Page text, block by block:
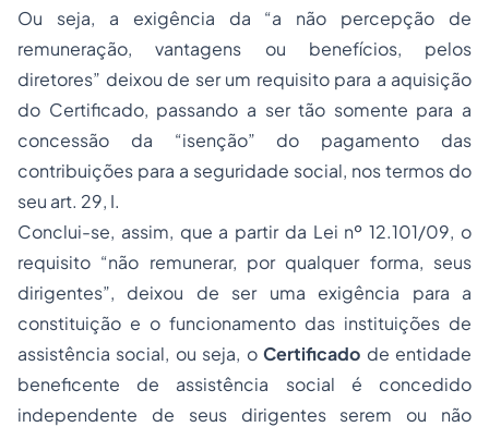
Ou seja, a exigência da “a não percepção de
remuneração, vantagens ou benefícios, pelos
diretores” deixou de ser um requisito para a aquisição
do Certificado, passando a ser tão somente para a
concessão da “isenção” do pagamento das
contribuições para a seguridade social, nos termos do
seu art. 29, I.
Conclui-se, assim, que a partir da Lei nº 12.101/09, o
requisito “não remunerar, por qualquer forma, seus
dirigentes”, deixou de ser uma exigência para a
constituição e o funcionamento das instituições de
assistência social, ou seja, oCertificado de entidade
beneficente de assistência social é concedido
independente de seus dirigentes serem ou não